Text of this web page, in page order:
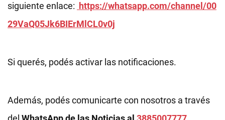
siguiente enlace: https://whatsapp.com/channel/00
29VaQ05Jk6BIErMlCL0v0j
Si querés, podés activar las notificaciones.
Además, podés comunicarte con nosotros a través